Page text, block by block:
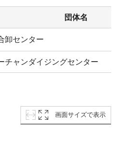
団体名
卸センター
チャンダイジングセンター
画面サイズで表示